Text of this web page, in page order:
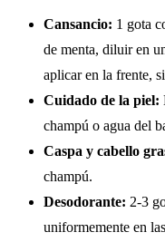
Cansancio: 1 gota
de menta, diluir en
aplicar en la frente,
Cuidado de la piel:
champú o agua del
Caspa y cabello
champú.
Desodorante: 2-3
uniformemente en